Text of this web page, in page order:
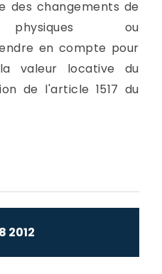
des changements de
physiques ou
en compte pour
valeur locative du
de l'article 1517 du
2012